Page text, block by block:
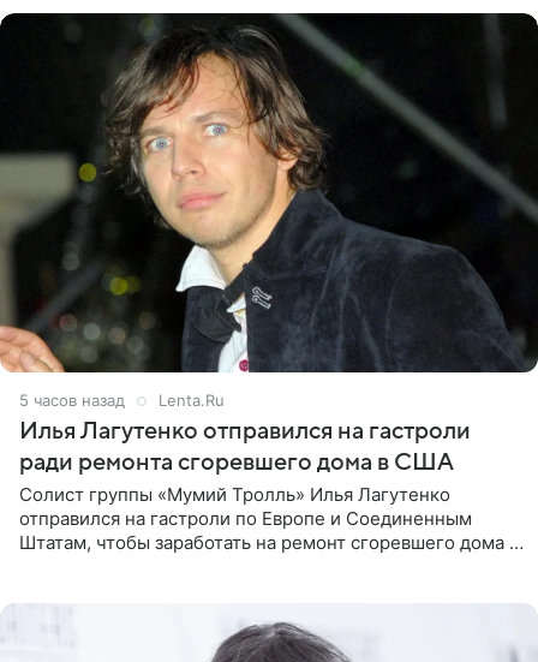
5 часов назад Lenta.Ru
Илья Лагутенко отправился на гастроли
ради ремонта сгоревшего дома в США
Солист группы «Мумий Тролль» Илья Лагутенко
отправился на гастроли по Европе и Соединенным
Штатам, чтобы заработать на ремонт сгоревшего дома в